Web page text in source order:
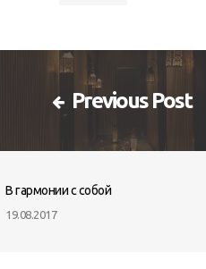
Previous Post
В гармонии с собой
19.08.2017